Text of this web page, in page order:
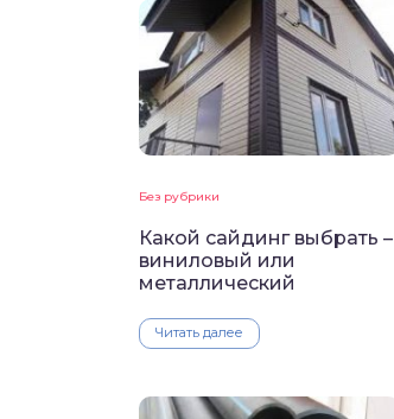
Без рубрики
Какой сайдинг выбрать –
виниловый или
металлический
Читать далее